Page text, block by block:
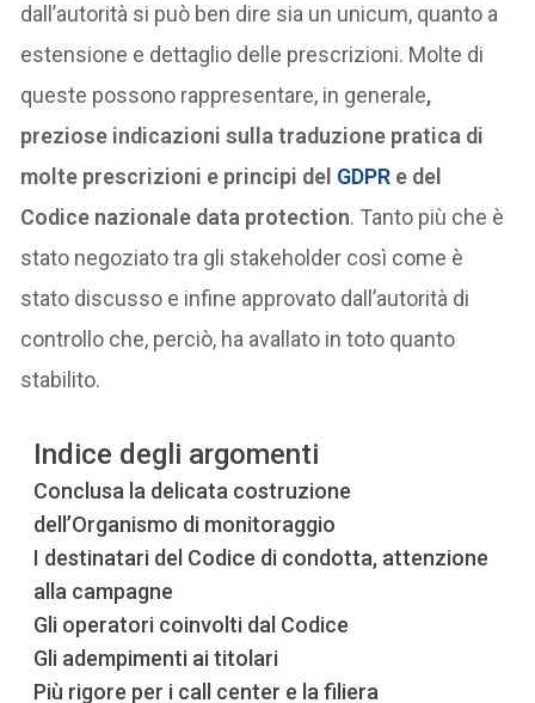
dall’autorità si può ben dire sia un unicum, quanto a
estensione e dettaglio delle prescrizioni. Molte di
queste possono rappresentare, in generale,
preziose indicazioni sulla traduzione pratica di
molte prescrizioni e principi del GDPR e del
Codice nazionale data protection. Tanto più che è
stato negoziato tra gli stakeholder così come è
stato discusso e infine approvato dall’autorità di
controllo che, perciò, ha avallato in toto quanto
stabilito.
Indice degli argomenti
Conclusa la delicata costruzione
dell’Organismo di monitoraggio
I destinatari del Codice di condotta, attenzione
alla campagne
Gli operatori coinvolti dal Codice
Gli adempimenti ai titolari
Più rigore per i call center e la filiera